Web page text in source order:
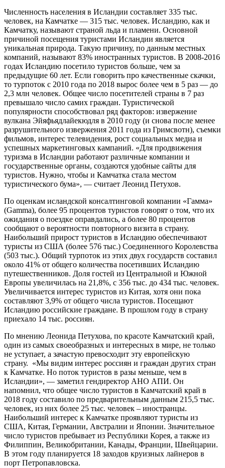
Численность населения в Исландии составляет 335 тыс.
человек, на Камчатке — 315 тыс. человек. Исландию, как и
Камчатку, называют страной льда и пламени. Основной
причиной посещения туристами Исландии является
уникальная природа. Такую причину, по данным местных
компаний, называют 83% иностранных туристов. В 2008-2016
годах Исландию посетило туристов больше, чем за
предыдущие 60 лет. Если говорить про качественные скачки,
то турпоток с 2010 года по 2018 вырос более чем в 5 раз — до
2,3 млн человек. Общее число посетителей страны в 7 раз
превышало число самих граждан. Туристической
популярности способствовал ряд факторов: извержение
вулкана Эйяфьядлайекюдля в 2010 году (и снова после менее
разрушительного извержения 2011 года из Гримсвотн), съемки
фильмов, интерес телевидения, рост социальных медиа и
успешных маркетинговых кампаний. «Для продвижения
туризма в Исландии работают различные компании и
государственные органы, создаются удобные сайты для
туристов. Нужно, чтобы и Камчатка стала местом
туристического бума», — считает Леонид Петухов.
По оценкам исландской консалтинговой компании «Гамма»
(Gamma), более 95 процентов туристов говорят о том, что их
ожидания о поездке оправдались, а более 80 процентов
сообщают о вероятности повторного визита в страну.
Наибольший прирост туристов в Исландию обеспечивают
туристы из США (более 576 тыс.) Соединенного Королевства
(503 тыс.). Общий турпоток из этих двух государств составил
около 41% от общего количества посетивших Исландию
путешественников. Доля гостей из Центральной и Южной
Европы увеличилась на 21,8%, с 356 тыс. до 434 тыс. человек.
Увеличивается интерес туристов из Китая, хотя они пока
составляют 3,9% от общего числа туристов. Посещают
Исландию российские граждане. В прошлом году в страну
приехало 14 тыс. россиян.
По мнению Леонида Петухова, по красоте Камчатский край,
один из самых своеобразных и интересных в мире, не только
не уступает, а зачастую превосходит эту европейскую
страну. «Мы видим интерес россиян и граждан других стран
к Камчатке. Но поток туристов в разы меньше, чем в
Исландии», — заметил гендиректор АНО АПИ. Он
напомнил, что общее число туристов в Камчатский край в
2018 году составило по предварительным данным 215,5 тыс.
человек, из них более 25 тыс. человек – иностранцы.
Наибольший интерес к Камчатке проявляют туристы из
США, Китая, Германии, Австралии и Японии. Значительное
число туристов пребывает из Республики Корея, а также из
Филиппин, Великобритании, Канады, Франции, Швейцарии.
В этом году планируется 18 заходов круизных лайнеров в
порт Петропавловска.